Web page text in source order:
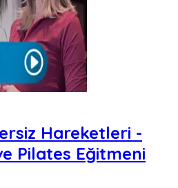
Hareketleri -
Pilates Eğitmeni